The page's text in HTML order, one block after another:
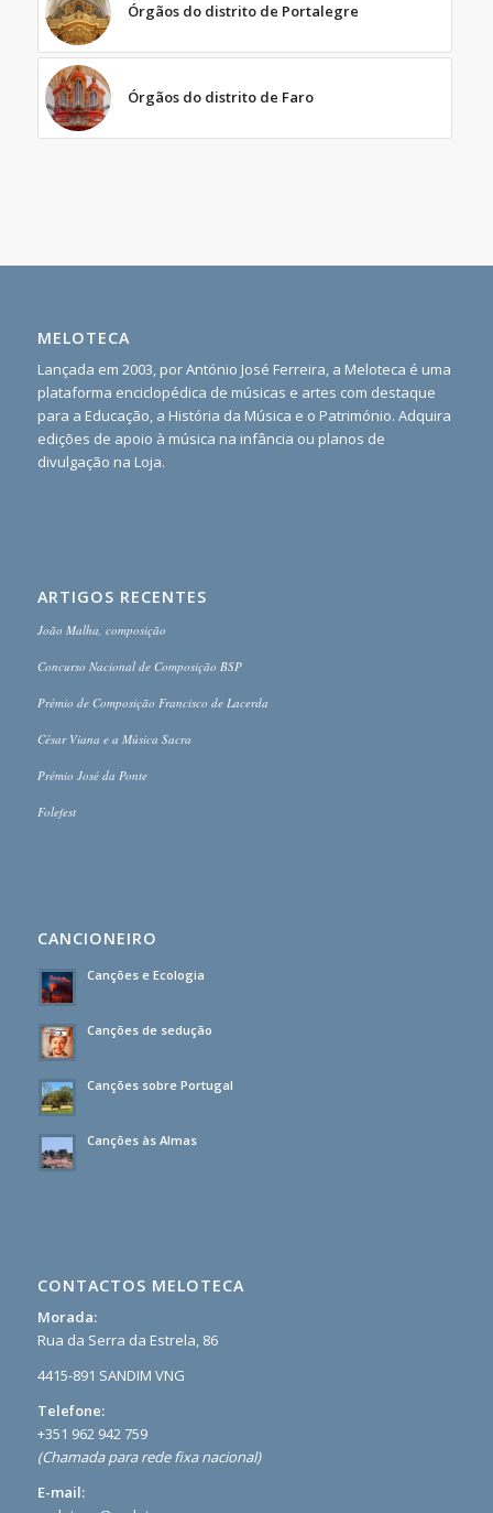
Órgãos do distrito de Portalegre
Órgãos do distrito de Faro
MELOTECA
Lançada em 2003, por António José Ferreira, a Meloteca é uma
plataforma enciclopédica de músicas e artes com destaque
para a Educação, a História da Música e o Património. Adquira
edições de apoio à música na infância ou planos de
divulgação na Loja.
ARTIGOS RECENTES
João Malha, composição
Concurso Nacional de Composição BSP
Prémio de Composição Francisco de Lacerda
César Viana e a Música Sacra
Prémio José da Ponte
Folefest
CANCIONEIRO
Canções e Ecologia
Canções de sedução
Canções sobre Portugal
Canções às Almas
CONTACTOS MELOTECA
Morada:
Rua da Serra da Estrela, 86
4415-891 SANDIM VNG
Telefone:
+351 962 942 759
(Chamada para rede fixa nacional)
E-mail: